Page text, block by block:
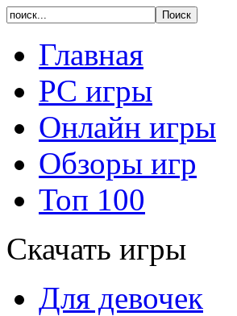
Главная
PC игры
Онлайн игры
Обзоры игр
Топ 100
Скачать игры
Для девочек